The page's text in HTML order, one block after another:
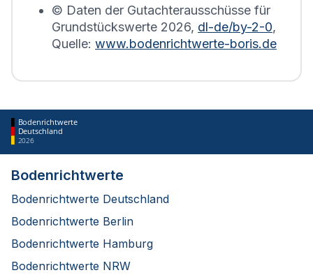
© Daten der Gutachterausschüsse für
Grundstückswerte 2026, dl-de/by-2-0,
Quelle: www.bodenrichtwerte-boris.de
Bodenrichtwerte
Deutschland
2026
Bodenrichtwerte
Bodenrichtwerte Deutschland
Bodenrichtwerte Berlin
Bodenrichtwerte Hamburg
Bodenrichtwerte NRW